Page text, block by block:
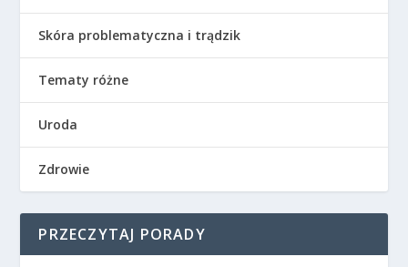
Skóra problematyczna i trądzik
Tematy różne
Uroda
Zdrowie
PRZECZYTAJ PORADY